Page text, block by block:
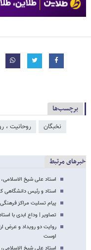
برچسب‌ها
نخبگان روحانیت ،
خبرهای مرتبط
استاد علی شیخ
استاد و رئیس دانشگاهی
پیام تسلیت مراکز
تصاویر | وداع ابدی با
روایت دو رویداد و عرض
اوست
استاد علی شیخ